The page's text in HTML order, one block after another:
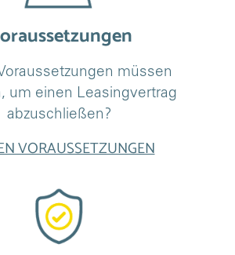
müssen
um einen Leasingvertrag
abzuschließen?
VORAUSSETZUNGEN